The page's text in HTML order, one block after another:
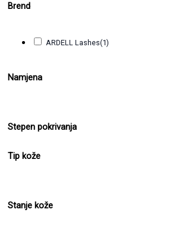
Brend
ARDELL Lashes(1)
Namjena
Stepen pokrivanja
Tip kože
Stanje kože